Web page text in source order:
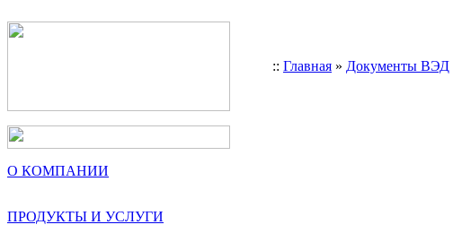
:: Главная » Документы ВЭД
О КОМПАНИИ
ПРОДУКТЫ И УСЛУГИ